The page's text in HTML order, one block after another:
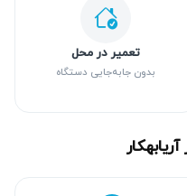
تعمیر در محل
بدون جابه‌جایی دستگاه